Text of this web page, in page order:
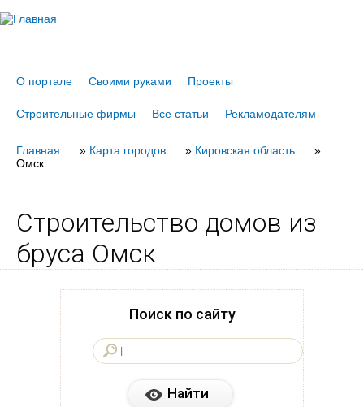
О портале Своими руками Проекты
Строительные фирмы Все статьи Рекламодателям
Вы
Главная » Карта городов » Кировская область
»
Омск
Строительство домов из
бруса Омск
Поиск по сайту